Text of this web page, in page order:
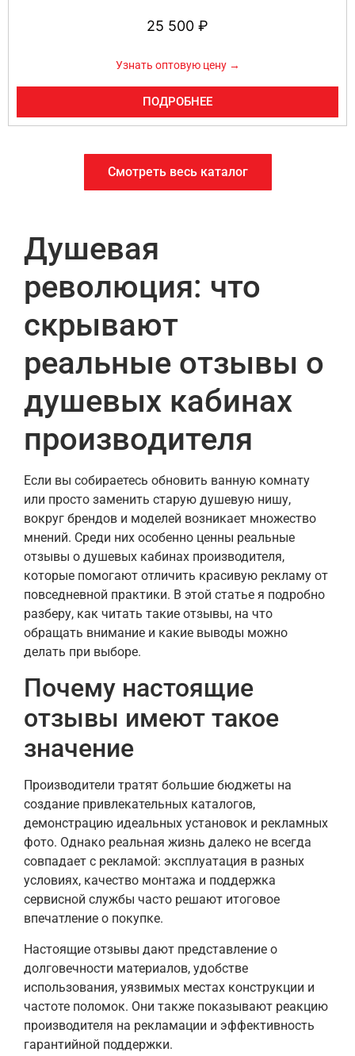
25 500 ₽
Узнать оптовую цену →
ПОДРОБНЕЕ
Смотреть весь каталог
Душевая
революция: что
скрывают
реальные отзывы о
душевых кабинах
производителя
Если вы собираетесь обновить ванную комнату
или просто заменить старую душевую нишу,
вокруг брендов и моделей возникает множество
мнений. Среди них особенно ценны реальные
отзывы о душевых кабинах производителя,
которые помогают отличить красивую рекламу от
повседневной практики. В этой статье я подробно
разберу, как читать такие отзывы, на что
обращать внимание и какие выводы можно
делать при выборе.
Почему настоящие
отзывы имеют такое
значение
Производители тратят большие бюджеты на
создание привлекательных каталогов,
демонстрацию идеальных установок и рекламных
фото. Однако реальная жизнь далеко не всегда
совпадает с рекламой: эксплуатация в разных
условиях, качество монтажа и поддержка
сервисной службы часто решают итоговое
впечатление о покупке.
Настоящие отзывы дают представление о
долговечности материалов, удобстве
использования, уязвимых местах конструкции и
частоте поломок. Они также показывают реакцию
производителя на рекламации и эффективность
гарантийной поддержки.